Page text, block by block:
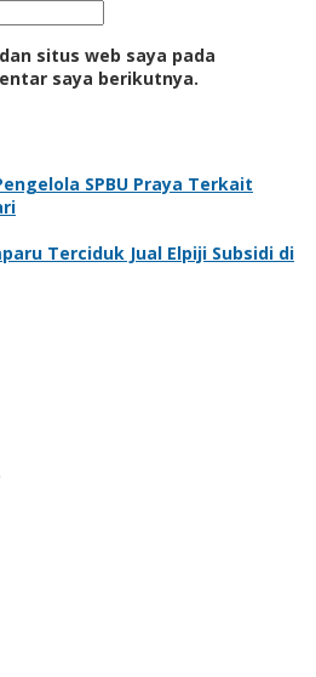
situs web saya pada
saya berikutnya.
SPBU Praya Terkait
Terciduk Jual Elpiji Subsidi di